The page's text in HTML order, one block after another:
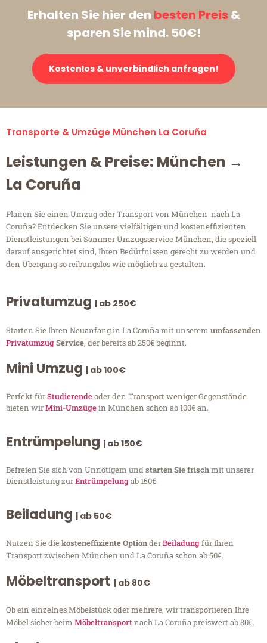
Erhalten Sie hier den besten Preis&
sparen Sie mind. 50€!
Kostenlos & unverbindlich anfragen!
Transporte & Umzüge München La Coruña
Leistungen & Preise: München →
La Coruña
Planen Sie einen Umzug oder Transport von München nach La
Coruña? Entdecken Sie unsere vielfältigen und kosteneffizienten
Dienstleistungen bei Sommer Umzugsservice München, die speziell
darauf ausgerichtet sind, Ihren Bedürfnissen gerecht zu werden und
den Übergang so reibungslos wie möglich zu gestalten.
Privatumzug | ab 250€
Starten Sie Ihren Neuanfang in La Coruña mit unserem umfassenden
PrivatumzugService, der bereits ab 250€ beginnt.
Mini Umzug | ab 100€
Perfekt fürStudierendeoder den Transport weniger Gegenstände
bieten wirMini-Umzügein München schon ab 100€ an.
Entrümpelung | ab 150€
Befreien Sie sich von Unnötigem undstarten Sie frischmit unserer
Dienstleistung zurEntrümpelungab 150€.
Beiladung | ab 50€
Nutzen Sie diekosteneffiziente OptionderBeiladungfür Ihren
Transport zwischen München und La Coruña schon ab 50€.
Möbeltransport | ab 80€
Ob ein einzelnes Möbelstück oder mehrere, wir transportieren Ihre
Möbel sicher beim Möbeltransportnach La Coruña preiswert ab 80€.